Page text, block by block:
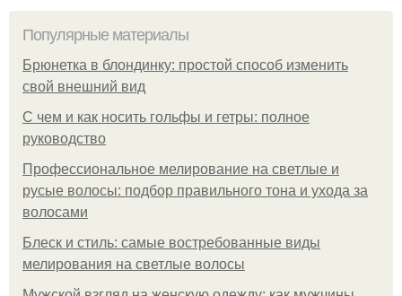
Популярные материалы
Брюнетка в блондинку: простой способ изменить
свой внешний вид
С чем и как носить гольфы и гетры: полное
руководство
Профессиональное мелирование на светлые и
русые волосы: подбор правильного тона и ухода за
волосами
Блеск и стиль: самые востребованные виды
мелирования на светлые волосы